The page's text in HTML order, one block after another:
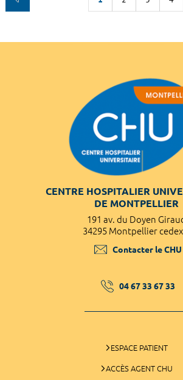
CENTRE HOSPITALIER
DE MONTPELLIER
191 av. du Doyen
34295 Montpellier
Contacter le CHU
04 67 33 67 33
ESPACE PATIENT
ACCÈS AGENT CHU